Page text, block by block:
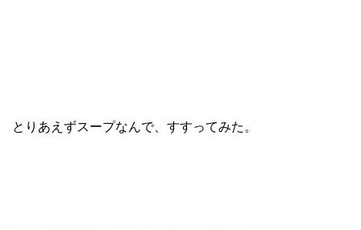
とりあえずスープなんで、すすってみた。